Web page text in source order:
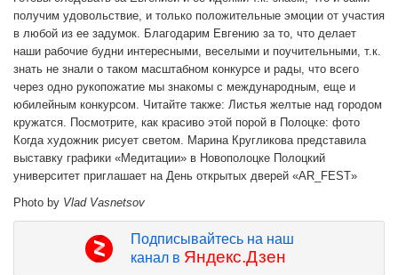
Photo by Vlad Vasnetsov
Подписывайтесь на наш
канал в Яндекс.Дзен